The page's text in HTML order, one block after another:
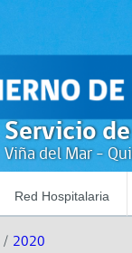
Servicio
Viña del Mar -
Red Hospitalaria
/ 2020